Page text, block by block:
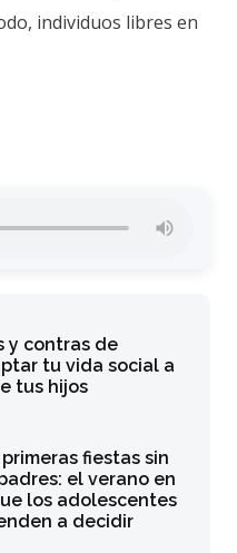
individuos libres en
y contras de
tu vida social a
tus hijos
primeras fiestas sin
el verano en
los adolescentes
a decidir